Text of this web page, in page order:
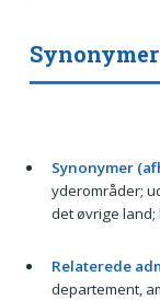
Synonymer
yderområder;
det øvrige
Relaterede
departement,